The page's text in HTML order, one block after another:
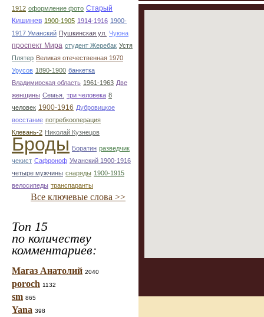
1912 оформление фото Старый
Кишинев 1900-1905 1914-1916 1900-
1917 Уманский Пушкинская ул. Чуюна
проспект Мира студент Жеребак Устя
Плятер Великая отечественная 1970
Урусов 1890-1900 банкетка
Владимирская область 1961-1963 Две
женщины Семья. три человека 8
человек 1900-1916 Дубровицкое
восстание потребкооперация
Клевань-2 Николай Кузнецов
Броды Боратин разведчик
чекист Сафроноф Уманский 1900-1916
четыре мужчины снаряды 1900-1915
велосипеды транспаранты
Все ключевые слова >>
Топ 15
по количеству
комментариев:
Магаз Анатолий 2040
poroch 1132
sm 865
Yana 398